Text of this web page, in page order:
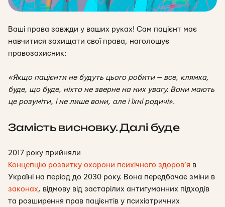
Ваші права завжди у ваших руках! Сам пацієнт має
навчитися захищати свої права, наголошує
правозахисник:
«Якщо пацієнти не будуть цього робити — все, клямка,
буде, що буде, ніхто не зверне на них увагу. Вони мають
це розуміти, і не лише вони, але і їхні родичі».
Замість висновку. Далі буде
2017 року прийняли
Концепцію розвитку охорони психічного здоров’я в
Україні на період до 2030 року. Вона передбачає зміни в
законах, відмову від застарілих антигуманних підходів
та розширення прав пацієнтів у психіатричних